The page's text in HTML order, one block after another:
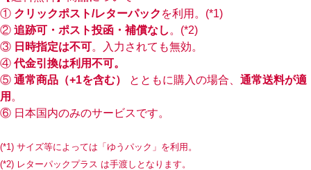
① クリックポスト/レターパック を利用。(*1)
② 追跡可・ポスト投函・補償なし 。(*2)
③ 日時指定は不可。入力されても無効。
④代金引換は利用不可。
⑤ 通常商品（+1を含む） とともに購入の場合、 通常送料が適
用 。
⑥ 日本国内のみのサービスです。
(*1) サイズ等によっては「ゆうパック」を利用。
(*2) レターパックプラス は手渡しとなります。